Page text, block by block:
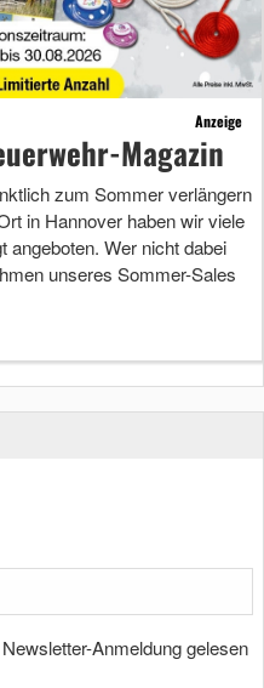
Anzeige
Magazin
zum Sommer verlängern
in Hannover haben wir viele
angeboten. Wer nicht dabei
unseres Sommer-Sales
Anmeldung gelesen